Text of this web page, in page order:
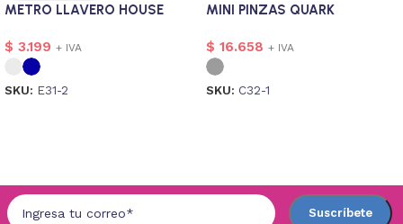
METRO LLAVERO HOUSE
$ 3.199 + IVA
SKU: E31-2
MINI PINZAS QUARK
$ 16.658 + IVA
SKU: C32-1